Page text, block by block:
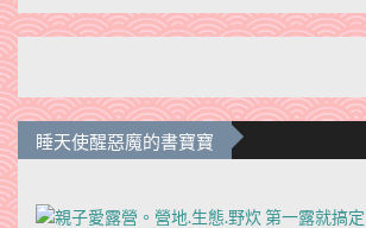
睡天使醒惡魔的書寶寶